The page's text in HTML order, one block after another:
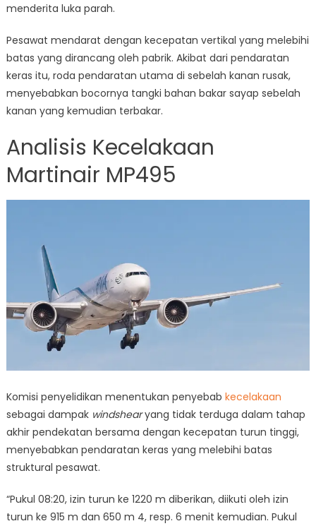
menderita luka parah.
Pesawat mendarat dengan kecepatan vertikal yang melebihi
batas yang dirancang oleh pabrik. Akibat dari pendaratan
keras itu, roda pendaratan utama di sebelah kanan rusak,
menyebabkan bocornya tangki bahan bakar sayap sebelah
kanan yang kemudian terbakar.
Analisis Kecelakaan
Martinair MP495
Komisi penyelidikan menentukan penyebab kecelakaan
sebagai dampak windshearyang tidak terduga dalam tahap
akhir pendekatan bersama dengan kecepatan turun tinggi,
menyebabkan pendaratan keras yang melebihi batas
struktural pesawat.
“Pukul 08:20, izin turun ke 1220 m diberikan, diikuti oleh izin
turun ke 915 m dan 650 m 4, resp. 6 menit kemudian. Pukul